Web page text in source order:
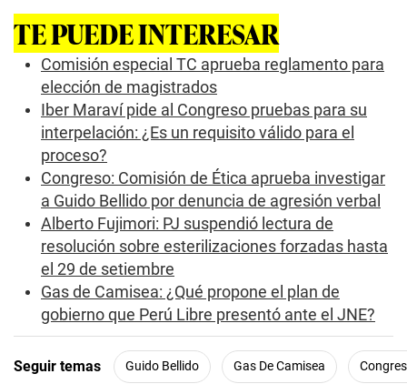
o
n
d
d
TE PUEDE INTERESAR
Comisión especial TC aprueba reglamento para
elección de magistrados
Iber Maraví pide al Congreso pruebas para su
interpelación: ¿Es un requisito válido para el
proceso?
Congreso: Comisión de Ética aprueba investigar
a Guido Bellido por denuncia de agresión verbal
Alberto Fujimori: PJ suspendió lectura de
resolución sobre esterilizaciones forzadas hasta
el 29 de setiembre
Gas de Camisea: ¿Qué propone el plan de
gobierno que Perú Libre presentó ante el JNE?
Seguir temas Guido Bellido Gas De Camisea